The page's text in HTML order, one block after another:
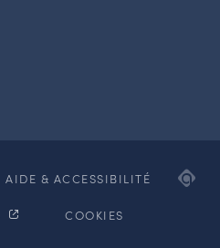
AIDE & ACCESSIBILITÉ
COOKIES